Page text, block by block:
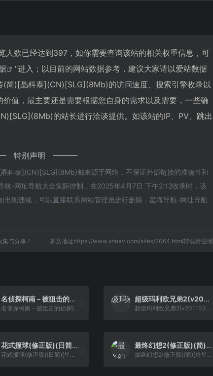
数已经达到397，如你需要查询该站的相关权重信息，可
"进入；以目前的网站数据参考，建议大家请以爱站数据
(简)[晶科泰](CN)[SLG](8Mb)的访问速度、搜索引擎收录以
值，最主要还是需要根据您自身的需求以及需要，一些确
的站长进行洽谈提供。如该站的IP、PV、跳出
特别声明
科泰](CN)[SLG](8Mb)都来源于网络，不保证外部链接的准确性和
航-网址导航大全实际控制，在2025年4月7日 下午2:12收录时，该
现违规，可以直接联系网站管理员进行删除，星海导航-网址导航
与分享！ 本文地址https://www.xhnav.com/sites/2064.html转载请注明
名侦探柯南 – 被狙击的侦探[漫游&熊组&名侦探柯南事务所](繁)(JP)(64Mb)
名侦探柯南 - 被狙击的侦探[漫游&熊组&名侦探柯南事务所](繁)(JP)(64Mb)
超级玛利欧兄弟2(v20110328)(繁)[Nokoh](US)[ACT](2.12Mb)
超级玛利欧兄弟2(v20110328)(繁)[Nokoh](US)[ACT](2.12Mb)
花式撞球(修正版)(日简)[星空+庞先生](JP)[SPG](1.43Mb)
花式撞球(修正版)(日简)[星空+庞先生](JP)[SPG](1.43Mb)
最终幻想2(修正版)(简)[外星科技+DG小火](JP)[RPG](4Mb)
最终幻想2(修正版)(简)[外星科技+DG小火](JP)[RPG](4Mb)